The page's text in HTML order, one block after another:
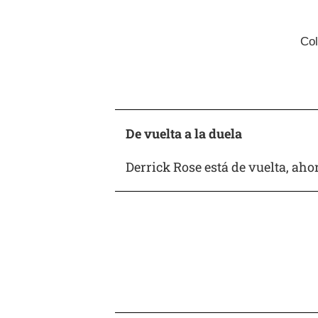
De vuelta a la duela
Derrick Rose está de vuelta,